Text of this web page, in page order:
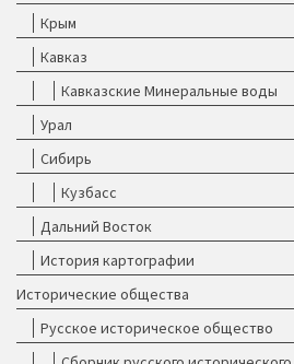
Крым
Кавказ
Кавказские Минеральные воды
Урал
Сибирь
Кузбасс
Дальний Восток
История картографии
Исторические общества
Русское историческое общество